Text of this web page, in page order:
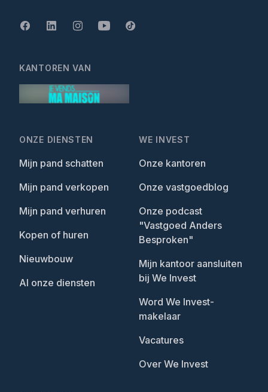
ONZE DIENSTEN
Mijn pand schatten
Mijn pand verkopen
Mijn pand verhuren
Kopen of huren
Nieuwbouw
Al onze diensten
WE INVEST
Onze kantoren
Onze vastgoedblog
Onze podcast
"Vastgoed Anders
Besproken"
Mijn kantoor aansluiten
bij We Invest
Word We Invest-
makelaar
Vacatures
Over We Invest
KANTOREN VAN